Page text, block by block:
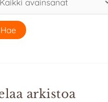
arkistoa